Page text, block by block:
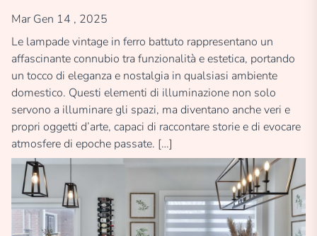
Mar Gen 14 , 2025
Le lampade vintage in ferro battuto rappresentano un
affascinante connubio tra funzionalità e estetica, portando
un tocco di eleganza e nostalgia in qualsiasi ambiente
domestico. Questi elementi di illuminazione non solo
servono a illuminare gli spazi, ma diventano anche veri e
propri oggetti d’arte, capaci di raccontare storie e di evocare
atmosfere di epoche passate. […]